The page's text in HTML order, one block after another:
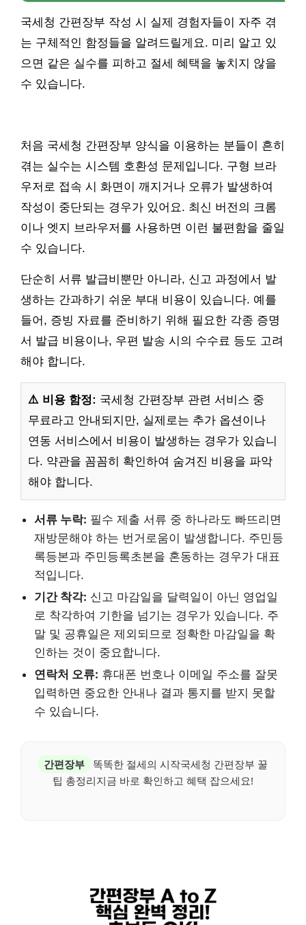
국세청 간편장부 작성 시 실제 경험자들이 자주 겪
는 구체적인 함정들을 알려드릴게요. 미리 알고 있
으면 같은 실수를 피하고 절세 혜택을 놓치지 않을
수 있습니다.
처음 국세청 간편장부 양식을 이용하는 분들이 흔히
겪는 실수는 시스템 호환성 문제입니다. 구형 브라
우저로 접속 시 화면이 깨지거나 오류가 발생하여
작성이 중단되는 경우가 있어요. 최신 버전의 크롬
이나 엣지 브라우저를 사용하면 이런 불편함을 줄일
수 있습니다.
단순히 서류 발급비뿐만 아니라, 신고 과정에서 발
생하는 간과하기 쉬운 부대 비용이 있습니다. 예를
들어, 증빙 자료를 준비하기 위해 필요한 각종 증명
서 발급 비용이나, 우편 발송 시의 수수료 등도 고려
해야 합니다.
⚠️ 비용 함정: 국세청 간편장부 관련 서비스 중
무료라고 안내되지만, 실제로는 추가 옵션이나
연동 서비스에서 비용이 발생하는 경우가 있습니
다. 약관을 꼼꼼히 확인하여 숨겨진 비용을 파악
해야 합니다.
서류 누락: 필수 제출 서류 중 하나라도 빠뜨리면
재방문해야 하는 번거로움이 발생합니다. 주민등
록등본과 주민등록초본을 혼동하는 경우가 대표
적입니다.
기간 착각: 신고 마감일을 달력일이 아닌 영업일
로 착각하여 기한을 넘기는 경우가 있습니다. 주
말 및 공휴일은 제외되므로 정확한 마감일을 확
인하는 것이 중요합니다.
연락처 오류: 휴대폰 번호나 이메일 주소를 잘못
입력하면 중요한 안내나 결과 통지를 받지 못할
수 있습니다.
간편장부
똑똑한 절세의 시작국세청 간편장부 꿀
팁 총정리지금 바로 확인하고 혜택 잡으세요!